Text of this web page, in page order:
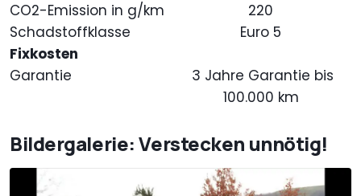
CO2-Emission in g/km
220
Schadstoffklasse
Euro 5
Fixkosten
Garantie
3 Jahre Garantie bis
100.000 km
Bildergalerie: Verstecken unnötig!